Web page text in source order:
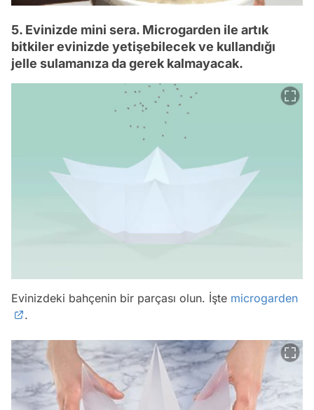
5. Evinizde mini sera. Microgarden ile artık
bitkiler evinizde yetişebilecek ve kullandığı
jelle sulamanıza da gerek kalmayacak.
Evinizdeki bahçenin bir parçası olun. İşte microgarden
.